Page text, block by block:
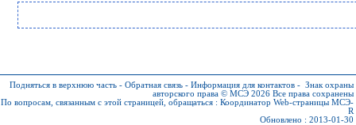
Подняться в верхнюю часть - Обратная связь - Информация для контактов - Знак охраны
авторского права © МСЭ 2026 Все права сохранены
По вопросам, связанным с этой страницей, обращаться : Координатор Web-страницы МСЭ-
R
Обновлено : 2013-01-30